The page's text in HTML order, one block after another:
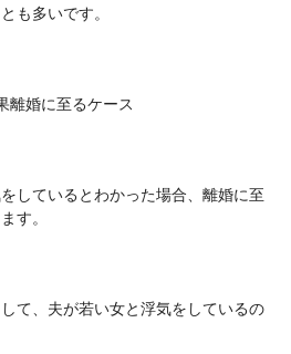
も多いです。
離婚に至るケース
しているとわかった場合、離婚に至
す。
て、夫が若い女と浮気をしているの